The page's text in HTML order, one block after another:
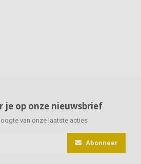
je op onze nieuwsbrief
van onze laatste acties
Abonneer